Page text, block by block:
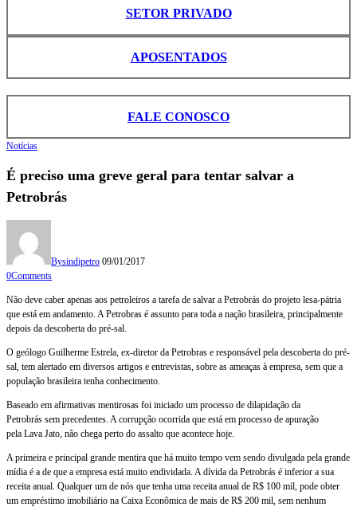
SETOR PRIVADO
APOSENTADOS
FALE CONOSCO
Notícias
É preciso uma greve geral para tentar salvar a
Petrobrás
Bysindipetro 09/01/2017
0Comments
Não deve caber apenas aos petroleiros a tarefa de salvar a Petrobrás do projeto lesa-pátria
que está em andamento. A Petrobras é assunto para toda a nação brasileira, principalmente
depois da descoberta do pré-sal.
O geólogo Guilherme Estrela, ex-diretor da Petrobras e responsável pela descoberta do pré-
sal, tem alertado em diversos artigos e entrevistas, sobre as ameaças à empresa, sem que a
população brasileira tenha conhecimento.
Baseado em afirmativas mentirosas foi iniciado um processo de dilapidação da
Petrobrás sem precedentes. A corrupção ocorrida que está em processo de apuração
pela Lava Jato, não chega perto do assalto que acontece hoje.
A primeira e principal grande mentira que há muito tempo vem sendo divulgada pela grande
mídia é a de que a empresa está muito endividada. A dívida da Petrobrás é inferior a sua
receita anual. Qualquer um de nós que tenha uma receita anual de R$ 100 mil, pode obter
um empréstimo imobiliário na Caixa Econômica de mais de R$ 200 mil, sem nenhum